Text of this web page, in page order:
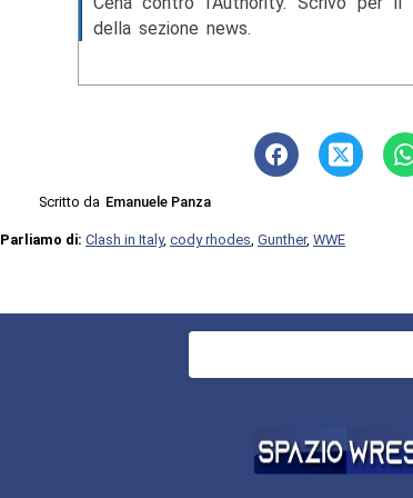
della sezione news.
Scritto da Emanuele Panza
Parliamo di: Clash in Italy, cody rhodes, Gunther, WWE
Ricerca